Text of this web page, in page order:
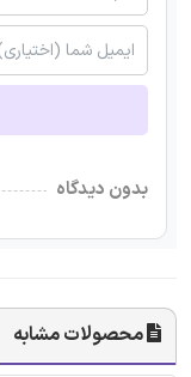
بدون دیدگاه
محصولات مشابه